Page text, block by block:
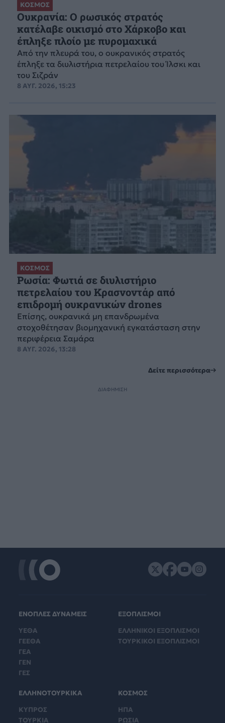
ΚΟΣΜΟΣ
Ουκρανία: Ο ρωσικός στρατός
κατέλαβε οικισμό στο Χάρκοβο και
έπληξε πλοίο με πυρομαχικά
Από την πλευρά του, ο ουκρανικός στρατός
έπληξε τα διυλιστήρια πετρελαίου του Ίλσκι και
του Σιζράν
8 ΑΥΓ. 2026, 15:23
ΚΟΣΜΟΣ
Ρωσία: Φωτιά σε διυλιστήριο
πετρελαίου του Κρασνοντάρ από
επιδρομή ουκρανικών drones
Επίσης, ουκρανικά μη επανδρωμένα
στοχοθέτησαν βιομηχανική εγκατάσταση στην
περιφέρεια Σαμάρα
8 ΑΥΓ. 2026, 13:28
Δείτε περισσότερα
ΔΙΑΦΗΜΙΣΗ
ΕΝΟΠΛΕΣ ΔΥΝΑΜΕΙΣ
ΥΕΘΑ
ΓΕΕΘΑ
ΓΕΑ
ΓΕΝ
ΓΕΣ
ΕΞΟΠΛΙΣΜΟΙ
ΕΛΛΗΝΙΚΟΙ ΕΞΟΠΛΙΣΜΟΙ
ΤΟΥΡΚΙΚΟΙ ΕΞΟΠΛΙΣΜΟΙ
ΕΛΛΗΝΟΤΟΥΡΚΙΚΑ
ΚΥΠΡΟΣ
ΤΟΥΡΚΙΑ
ΚΟΣΜΟΣ
ΗΠΑ
ΡΩΣΙΑ